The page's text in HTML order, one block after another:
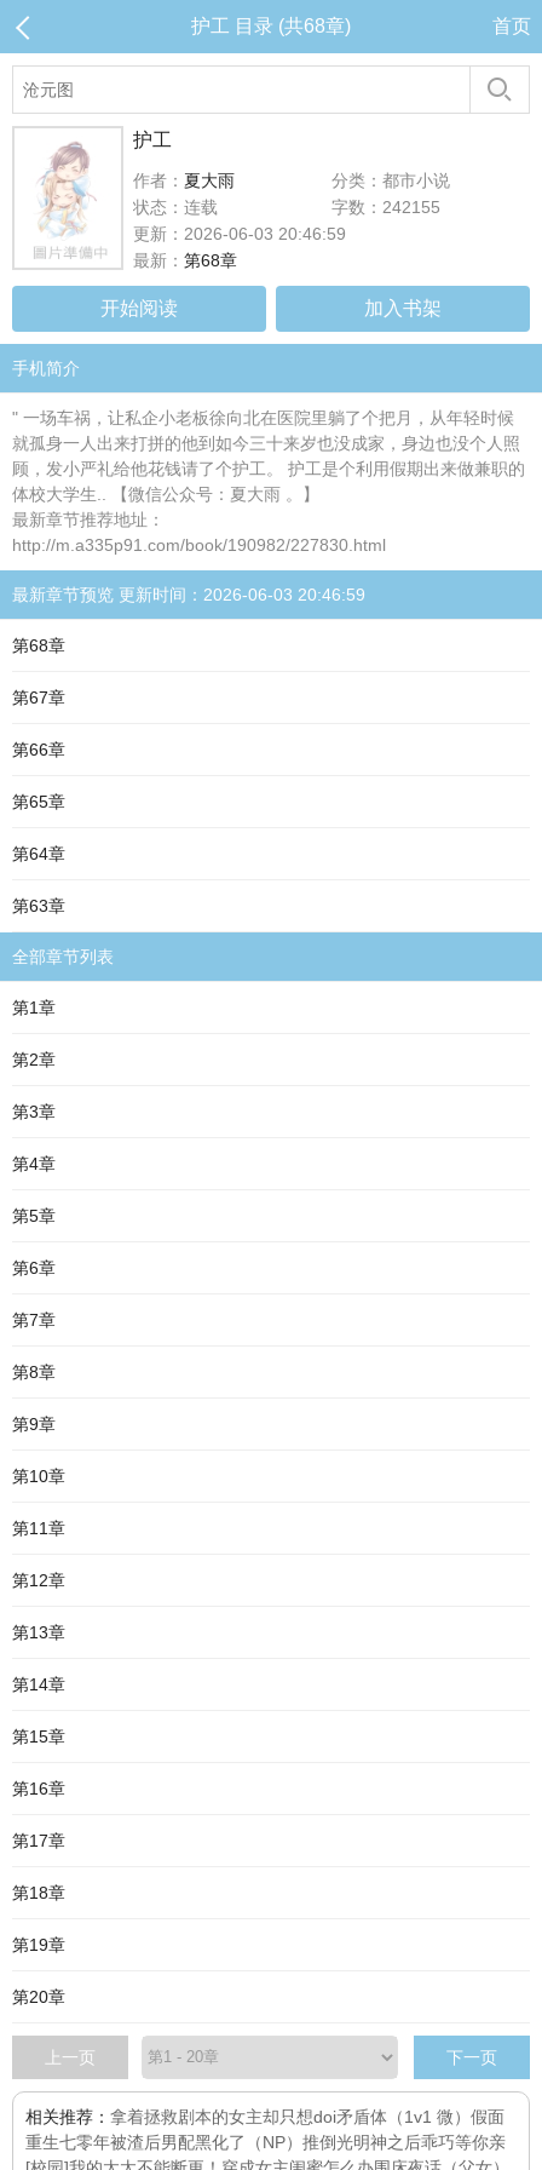
护工 目录 (共68章) 首页
护工
作者： 夏大雨
分类：都市小说
状态：连载
字数：242155
更新：2026-06-03 20:46:59
最新： 第68章
开始阅读 加入书架
手机简介
" 一场车祸，让私企小老板徐向北在医院里躺了个把月，从年轻时候
就孤身一人出来打拼的他到如今三十来岁也没成家，身边也没个人照
顾，发小严礼给他花钱请了个护工。 护工是个利用假期出来做兼职的
体校大学生.. 【微信公众号：夏大雨 。】
最新章节推荐地址：
http://m.a335p91.com/book/190982/227830.html
最新章节预览 更新时间：2026-06-03 20:46:59
第68章
第67章
第66章
第65章
第64章
第63章
全部章节列表
第1章
第2章
第3章
第4章
第5章
第6章
第7章
第8章
第9章
第10章
第11章
第12章
第13章
第14章
第15章
第16章
第17章
第18章
第19章
第20章
上一页 下一页
相关推荐： 拿着拯救剧本的女主却只想doi矛盾体（1v1 微） 假面
重生七零年被渣后男配黑化了（NP） 推倒光明神之后乖巧等你亲